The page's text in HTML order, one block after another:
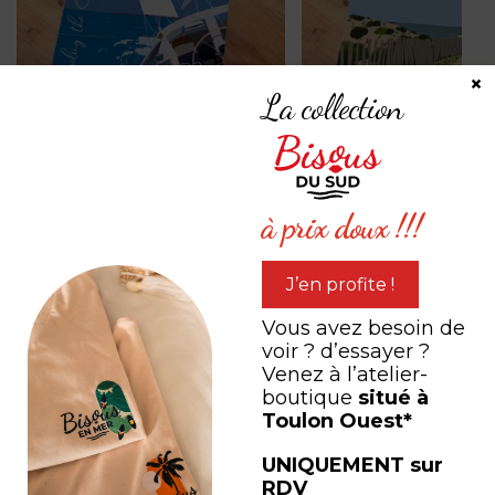
Belle Plage
à partir de0,00
PARTAGEZ VOTRE
expérience
#LEB #LESEDITIONSBISOUS
La collection
à prix doux !!!
J’en profite !
Vous avez besoin de
voir ? d’essayer ?
Venez à l’atelier-
boutique situé à
Toulon Ouest*
UNIQUEMENT sur
RDV
×